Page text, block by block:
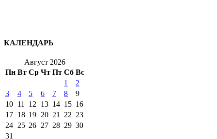
КАЛЕНДАРЬ
Август 2026
Пн Вт Ср Чт Пт Сб Вс
1
2
3
4 5 6 7 8
9
10 11 12 13 14 15 16
17 18 19 20 21 22 23
24 25 26 27 28 29 30
31